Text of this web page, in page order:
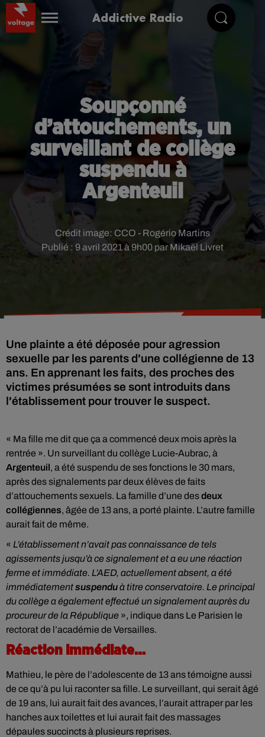
Addictive Radio
Soupçonné
d’attouchements, un
surveillant de collège
suspendu à
Argenteuil
Publié : 9 avril 2021 à 9h00 par Mikaël Livret
Crédit image: CCO - Rogério Martins
Une plainte a été déposée pour agression
sexuelle par les parents d'une collégienne de 13
ans. En apprenant les faits, des proches des
victimes présumées se sont introduits dans
l'établissement pour trouver le suspect.
« Ma fille me dit que ça a commencé deux mois après la
rentrée ». Un surveillant du collège Lucie-Aubrac, à
Argenteuil, a été suspendu de ses fonctions le 30 mars,
après des signalements par deux élèves de faits
d’attouchements sexuels. La famille d’une desdeux
collégiennes, âgée de 13 ans, a porté plainte. L’autre famille
aurait fait de même.
« L’établissement n’avait pas connaissance de tels
agissements jusqu’à ce signalement et a eu une réaction
ferme et immédiate. L’AED, actuellement absent, a été
immédiatementsuspenduà titre conservatoire. Le principal
du collège a également effectué un signalement auprès du
procureur de la République », indique dans Le Parisien le
rectorat de l’académie de Versailles.
Réaction immédiate…
Mathieu, le père de l’adolescente de 13 ans témoigne aussi
de ce qu’à pu lui raconter sa fille. Le surveillant, qui serait âgé
de 19 ans, lui aurait fait des avances, l’aurait attraper par les
hanches aux toilettes et lui aurait fait des massages
dépaules succincts à plusieurs reprises.